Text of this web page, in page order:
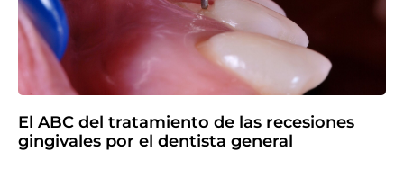
El ABC del tratamiento de las recesiones
gingivales por el dentista general